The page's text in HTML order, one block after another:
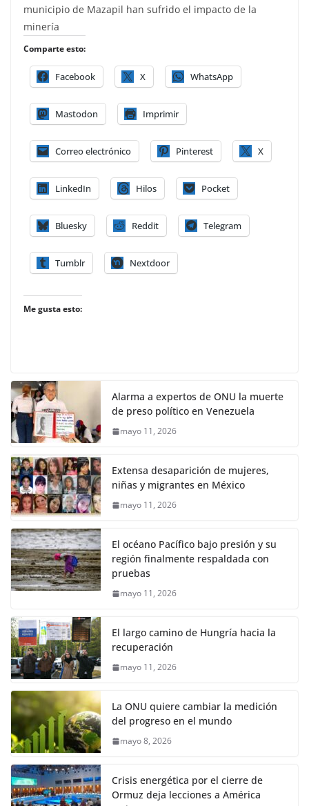
municipio de Mazapil han sufrido el impacto de la
minería
Comparte esto:
Facebook X WhatsApp
Mastodon Imprimir
Correo electrónico Pinterest X
LinkedIn Hilos Pocket
Bluesky Reddit Telegram
Tumblr Nextdoor
Me gusta esto:
Alarma a expertos de ONU la muerte
de preso político en Venezuela
mayo 11, 2026
Extensa desaparición de mujeres,
niñas y migrantes en México
mayo 11, 2026
El océano Pacífico bajo presión y su
región finalmente respaldada con
pruebas
mayo 11, 2026
El largo camino de Hungría hacia la
recuperación
mayo 11, 2026
La ONU quiere cambiar la medición
del progreso en el mundo
mayo 8, 2026
Crisis energética por el cierre de
Ormuz deja lecciones a América